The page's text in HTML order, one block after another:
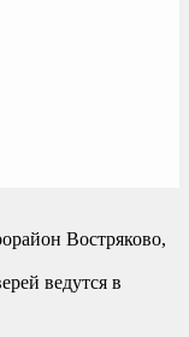
Востряково,
ведутся в